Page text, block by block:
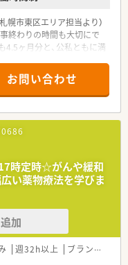
幌市東区エリア担当より）
終わりの時間も大切にで
4.5ヶ月分と、公私ともに満
置・高速ＭＲ装置・ＰＥＴ
疾患の専門病院です。
日本消化器病学会認定施設
ど多数の認定施設として
150枚、入院は50枚の調
機、自動錠剤分包機があり
で実施しており、薬剤管理
件/月や、抗がん剤混注
お問い合わせ
17時定時☆がんや緩和
い薬物療法を学びま
加
週32h以上 ブランク可